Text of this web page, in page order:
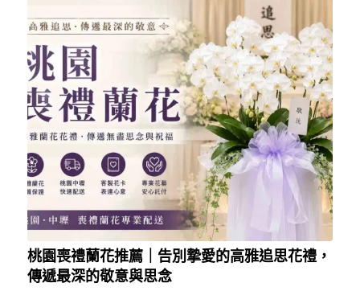
桃園喪禮蘭花推薦｜告別摯愛的高雅追思花禮，
傳遞最深的敬意與思念